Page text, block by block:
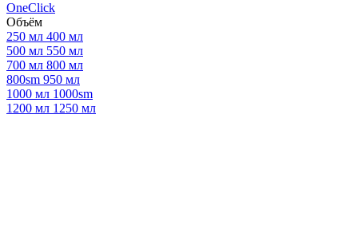
OneClick
Объём
250 мл 400 мл
500 мл 550 мл
700 мл 800 мл
800sm 950 мл
1000 мл 1000sm
1200 мл 1250 мл